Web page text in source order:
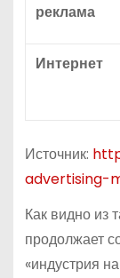
реклама
Интернет
Источник:
advertising-
Как видно из
продолжает
«индустрия